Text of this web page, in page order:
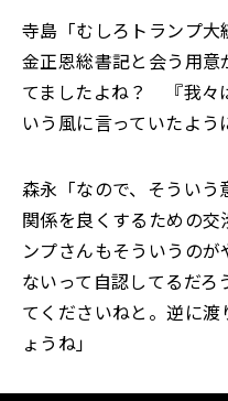
寺島「むしろトランプ
金正恩総書記と会う用
てましたよね？ 『我々
いう風に言っていたよう
森永「なので、そういう
関係を良くするための
ンプさんもそういうの
ないって自認してるだ
てくださいねと。逆に
ょうね」